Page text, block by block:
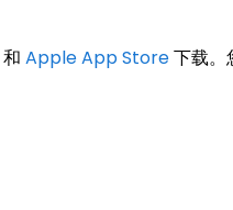
和 Apple App Store下载。